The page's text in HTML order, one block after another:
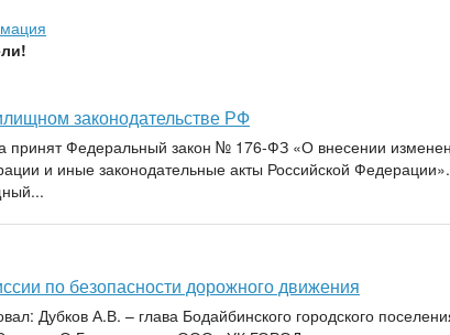
законодательстве РФ
принят Федеральный закон № 176-ФЗ «О внесении
и иные законодательные акты Российской
по безопасности дорожного движения
Дубков А.В. – глава Бодайбинского городского